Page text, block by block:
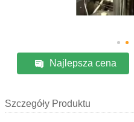
Najlepsza cena
Szczegóły Produktu